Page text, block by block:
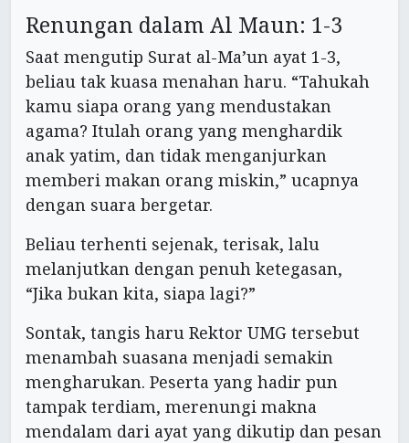
Renungan dalam Al Maun: 1-3
Saat mengutip Surat al-Ma’un ayat 1-3,
beliau tak kuasa menahan haru. “Tahukah
kamu siapa orang yang mendustakan
agama? Itulah orang yang menghardik
anak yatim, dan tidak menganjurkan
memberi makan orang miskin,” ucapnya
dengan suara bergetar.
Beliau terhenti sejenak, terisak, lalu
melanjutkan dengan penuh ketegasan,
“Jika bukan kita, siapa lagi?”
Sontak, tangis haru Rektor UMG tersebut
menambah suasana menjadi semakin
mengharukan. Peserta yang hadir pun
tampak terdiam, merenungi makna
mendalam dari ayat yang dikutip dan pesan